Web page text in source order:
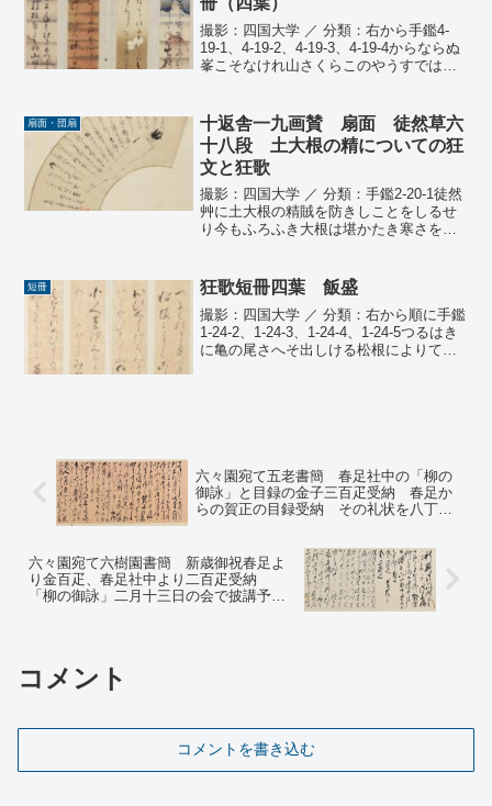
撮影：四国大学 ／ 分類：右から手鑑4-
19-1、4-19-2、4-19-3、4-19-4からならぬ
峯こそなけれ山さくらこのやうすでは今
のさやけさ 春足のむとはや喜...
扇面・団扇
十返舎一九画賛 扇面 徒然草六
十八段 土大根の精についての狂
文と狂歌
撮影：四国大学 ／ 分類：手鑑2-20-1徒然
艸に土大根の精賊を防きしことをしるせ
り今もふろふき大根は堪かたき寒さを防
へ梅漬にさくらの花を咲せ鱠にしら髪の
雪をふらす干大...
短冊 狂歌短冊四葉 飯盛
撮影：四国大学 ／ 分類：右から順に手鑑
1-24-2、1-24-3、1-24-4、1-24-5つるはき
に亀の尾さへそ出しける松根によりてこ
六々園宛て五老書簡 春足社中の「柳の
御詠」と目録の金子三百疋受納 春足か
らの賀正の目録受納 その礼状を八丁堀
する怒り 他
六々園宛て六樹園書簡 新歳御祝春足よ
り金百疋、春足社中より二百疋受納
「柳の御詠」二月十三日の会で披講予
コメント
コメントを書き込む